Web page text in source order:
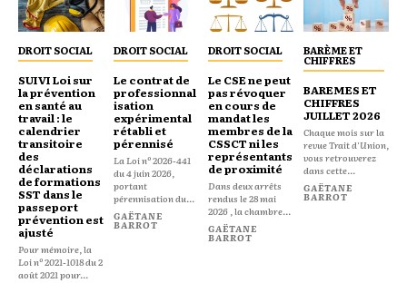
DROIT SOCIAL
SUIVI Loi sur
la prévention
en santé au
travail : le
calendrier
transitoire
des
déclarations
de formations
SST dans le
passeport
prévention est
ajusté
Pour mémoire, la
Loi nº 2021-1018 du 2
août 2021 pour...
DROIT SOCIAL
Le contrat de
professionnal
isation
expérimental
rétabli et
pérennisé
La Loi nº 2026-441
du 4 juin 2026,
portant
pérennisation du...
GAËTANE
BARROT
DROIT SOCIAL
Le CSE ne peut
pas révoquer
en cours de
mandat les
membres de la
CSSCT ni les
représentants
de proximité
Dans deux arrêts
rendus le 28 mai
2026 , la chambre...
GAËTANE
BARROT
BARÈME ET
CHIFFRES
BAREMES ET
CHIFFRES
JUILLET 2026
Chaque mois sur la
revue Trait d'Union,
vous retrouverez
dans cette...
GAËTANE
BARROT